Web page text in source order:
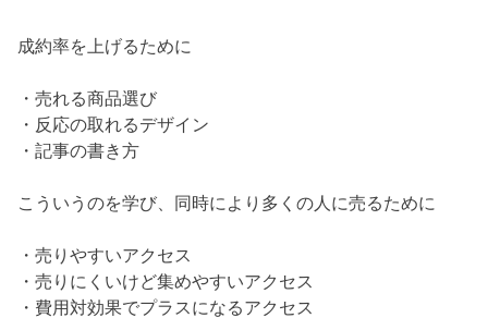
成約率を上げるために
・売れる商品選び
・反応の取れるデザイン
・記事の書き方
こういうのを学び、同時により多くの人に売るために
・売りやすいアクセス
・売りにくいけど集めやすいアクセス
・費用対効果でプラスになるアクセス